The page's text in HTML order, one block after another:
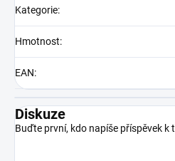
Kategorie:
Hmotnost:
EAN:
Diskuze
Buďte první, kdo napíše příspěvek k